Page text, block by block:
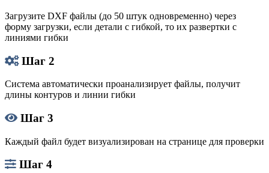
Загрузите DXF файлы (до 50 штук одновременно) через
форму загрузки, если детали с гибкой, то их развертки с
линиями гибки
Шаг 2
Система автоматически проанализирует файлы, получит
длины контуров и линии гибки
Шаг 3
Каждый файл будет визуализирован на странице для проверки
Шаг 4